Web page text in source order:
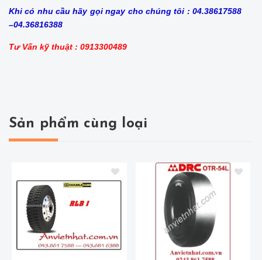
Khi có nhu cầu hãy gọi ngay cho chúng tôi : 04.38617588
–04.36816388
Tư Vấn kỹ thuật : 0913300489
Sản phẩm cùng loại